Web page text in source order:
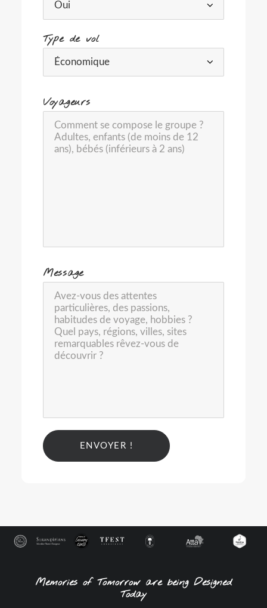
Type de vol
Voyageurs
Message
Memories of Tomorrow are being Designed
Today